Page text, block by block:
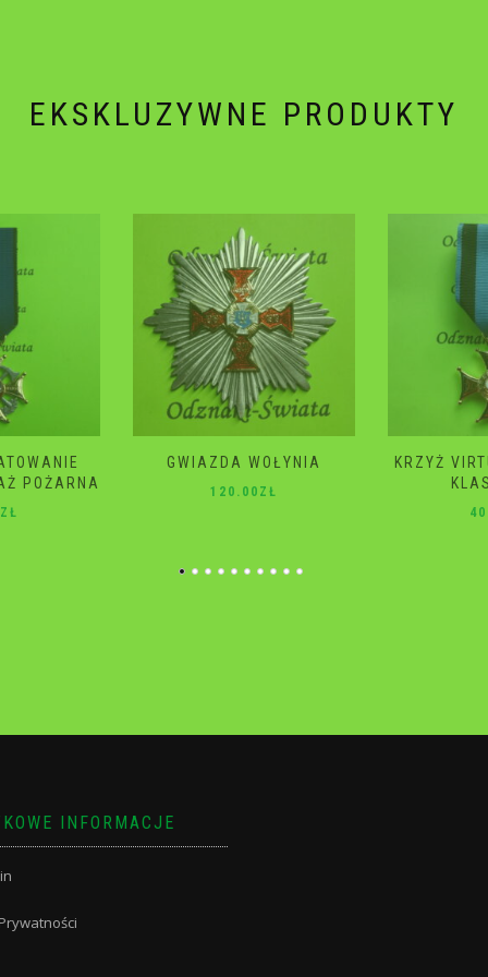
EKSKLUZYWNE PRODUKTY
ZŁ
KRZYŻ VIRTUTI MILITARI 4
KLASA 2 RP
INFORMACJE